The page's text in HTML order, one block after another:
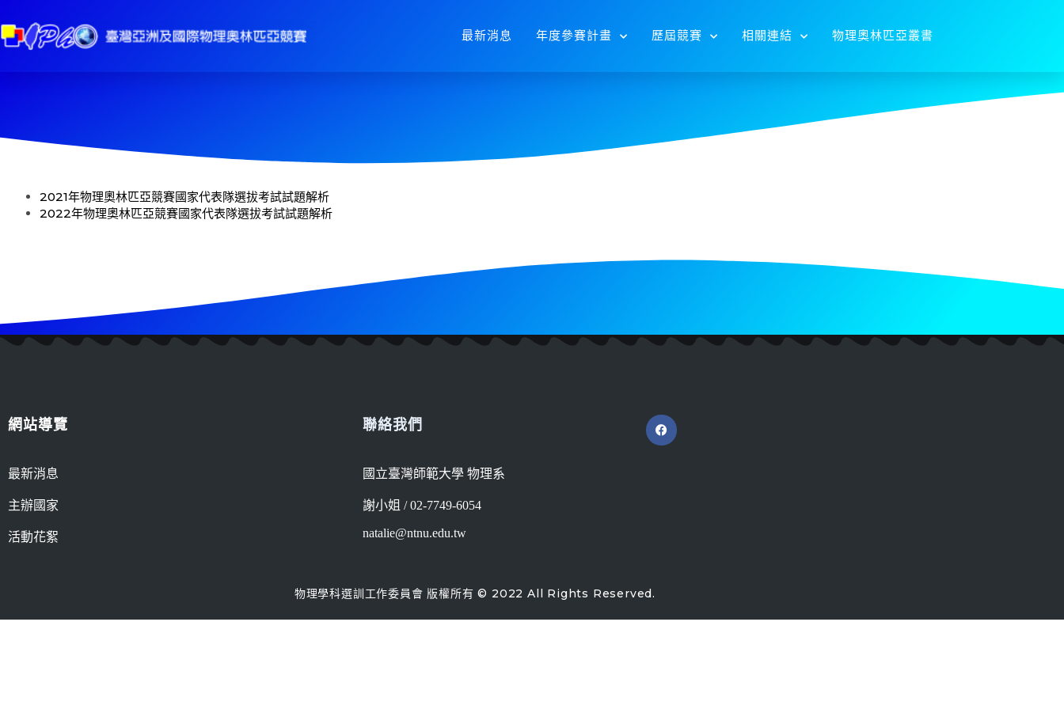
最新消息 年度參賽計畫 歷屆競賽 相關連結 物理奧林匹亞叢書
2021年物理奧林匹亞競賽國家代表隊選拔考試試題解析
2022年物理奧林匹亞競賽國家代表隊選拔考試試題解析
網站導覽
最新消息
主辦國家
活動花絮
聯絡我們
國立臺灣師範大學 物理系
謝小姐 / 02-7749-6054
natalie@ntnu.edu.tw
物理學科選訓工作委員會 版權所有 © 2022 All Rights Reserved.